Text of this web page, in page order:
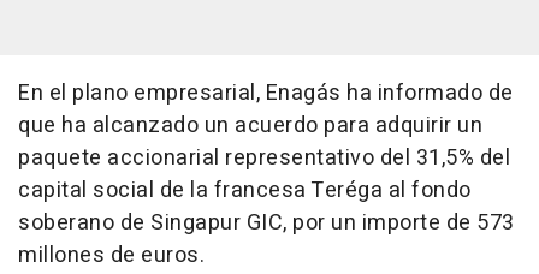
En el plano empresarial, Enagás ha informado de
que ha alcanzado un acuerdo para adquirir un
paquete accionarial representativo del 31,5% del
capital social de la francesa Teréga al fondo
soberano de Singapur GIC, por un importe de 573
millones de euros.